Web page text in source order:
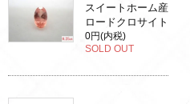
スイートホーム産
ロードクロサイト
0円(内税)
SOLD OUT